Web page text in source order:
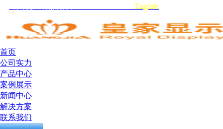
English
首页
公司实力
产品中心
案例展示
新闻中心
解决方案
联系我们